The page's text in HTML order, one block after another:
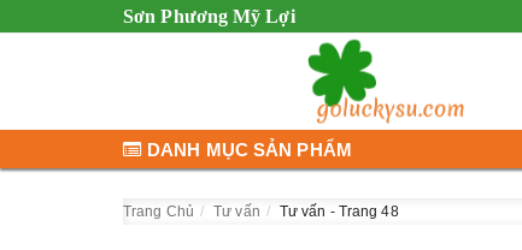
Sơn Phương Mỹ Lợi
DANH MỤC SẢN PHẨM
Trang Chủ Tư vấn Tư vấn - Trang 48